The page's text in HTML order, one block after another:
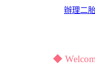
辦理二
◆